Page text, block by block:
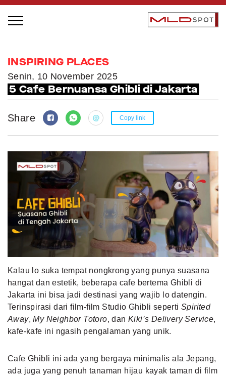
LOCAL GREATNESS
INSPIRING PEOPLE
INSPIRING PLACES
INSPIRING COMMUNITIES
TRENDING
EVENTS
MLDPODCAST
VIDEOS
MLDPOINTS
SEARCH
INSPIRING PLACES
Senin, 10 November 2025
5 Cafe Bernuansa Ghibli di Jakarta
Share Copy link
Kalau lo suka tempat nongkrong yang punya suasana
hangat dan estetik, beberapa cafe bertema Ghibli di
Jakarta ini bisa jadi destinasi yang wajib lo datengin.
Terinspirasi dari film-film Studio Ghibli seperti Spirited
Away,My Neighbor Totoro, danKiki’s Delivery Service,
kafe-kafe ini ngasih pengalaman yang unik.
Cafe Ghibli ini ada yang bergaya minimalis ala Jepang,
ada juga yang penuh tanaman hijau kayak taman di film